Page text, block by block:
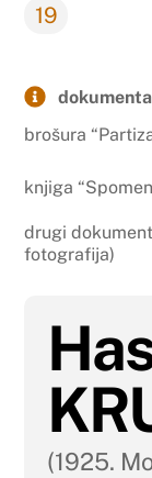
19
brošura
knjiga
drugi
fotografija)
(1925.